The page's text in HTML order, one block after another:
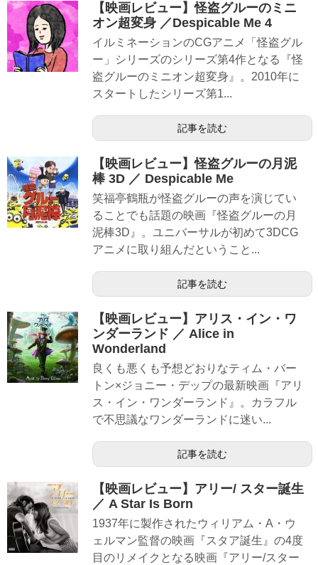
【映画レビュー】怪盗グルーのミニ
オン超変身 ／Despicable Me 4
イルミネーションのCGアニメ「怪盗グル
ー」シリーズのシリーズ第4作となる『怪
盗グルーのミニオン超変身』。2010年に
スタートしたシリーズ第1...
記事を読む
【映画レビュー】怪盗グルーの月泥
棒 3D ／ Despicable Me
笑福亭鶴瓶が怪盗グルーの声を演じてい
ることでも話題の映画『怪盗グルーの月
泥棒3D』。ユニバーサルが初めて3DCG
アニメに取り組んだということ...
記事を読む
【映画レビュー】アリス・イン・ワ
ンダーランド ／ Alice in
Wonderland
良くも悪くも予想どおりなティム・バー
トン×ジョニー・デップの最新映画『アリ
ス・イン・ワンダーランド』。カラフル
で不思議なワンダーランドに迷い...
記事を読む
【映画レビュー】アリー/ スター誕生
／ A Star Is Born
1937年に製作されたウィリアム・A・ウ
ェルマン監督の映画『スタア誕生』の4度
目のリメイクとなる映画『アリー/スター